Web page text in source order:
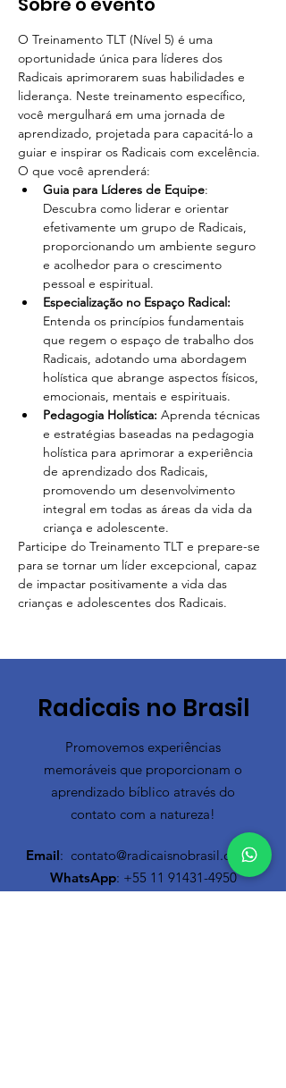
O Treinamento TLT (Nível 5) é uma
oportunidade única para líderes dos
Radicais aprimorarem suas habilidades e
liderança. Neste treinamento específico,
você mergulhará em uma jornada de
aprendizado, projetada para capacitá-lo a
guiar e inspirar os Radicais com excelência.
O que você aprenderá:
Guia para Líderes de Equipe:
Descubra como liderar e orientar
efetivamente um grupo de Radicais,
proporcionando um ambiente seguro
e acolhedor para o crescimento
pessoal e espiritual.
Especialização no Espaço Radical:
Entenda os princípios fundamentais
que regem o espaço de trabalho dos
Radicais, adotando uma abordagem
holística que abrange aspectos físicos,
emocionais, mentais e espirituais.
Pedagogia Holística: Aprenda técnicas
e estratégias baseadas na pedagogia
holística para aprimorar a experiência
de aprendizado dos Radicais,
promovendo um desenvolvimento
integral em todas as áreas da vida da
criança e adolescente.
Participe do Treinamento TLT e prepare-se
para se tornar um líder excepcional, capaz
de impactar positivamente a vida das
crianças e adolescentes dos Radicais.
Radicais no Brasil
Promovemos experiências
memoráveis que proporcionam o
aprendizado bíblico através do
contato com a natureza!
Email: contato@radicaisnobrasil.org.br
WhatsApp: +55 11 91431-4950